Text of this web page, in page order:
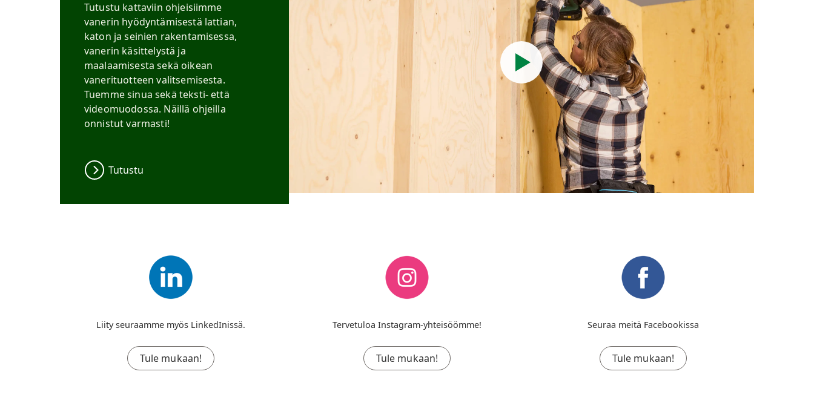
Tutustu kattaviin ohjeisiimme
vanerin hyödyntämisestä lattian,
katon ja seinien rakentamisessa,
vanerin käsittelystä ja
maalaamisesta sekä oikean
vanerituotteen valitsemisesta.
Tuemme sinua sekä teksti- että
videomuodossa. Näillä ohjeilla
onnistut varmasti!
Tutustu
Liity seuraamme myös LinkedInissä.
Tule mukaan!
Tervetuloa Instagram-yhteisöömme!
Tule mukaan!
Seuraa meitä Facebookissa
Tule mukaan!